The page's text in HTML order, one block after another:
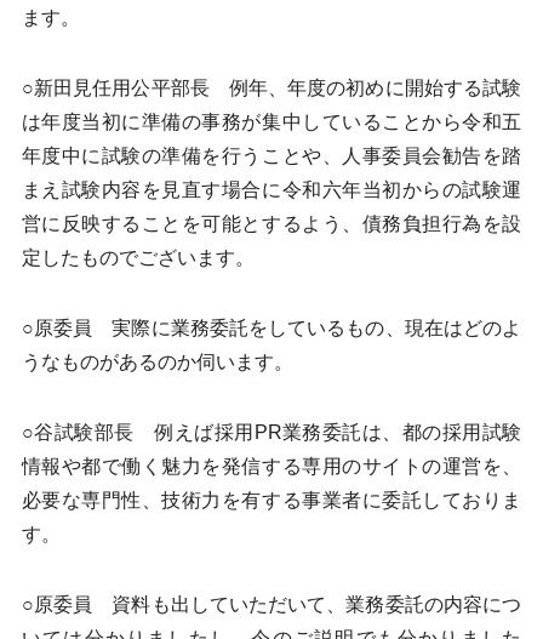
ます。
○新田見任用公平部長 例年、年度の初めに開始する試験
は年度当初に準備の事務が集中していることから令和五
年度中に試験の準備を行うことや、人事委員会勧告を踏
まえ試験内容を見直す場合に令和六年当初からの試験運
営に反映することを可能とするよう、債務負担行為を設
定したものでございます。
○原委員 実際に業務委託をしているもの、現在はどのよ
うなものがあるのか伺います。
○谷試験部長 例えば採用PR業務委託は、都の採用試験
情報や都で働く魅力を発信する専用のサイトの運営を、
必要な専門性、技術力を有する事業者に委託しておりま
す。
○原委員 資料も出していただいて、業務委託の内容につ